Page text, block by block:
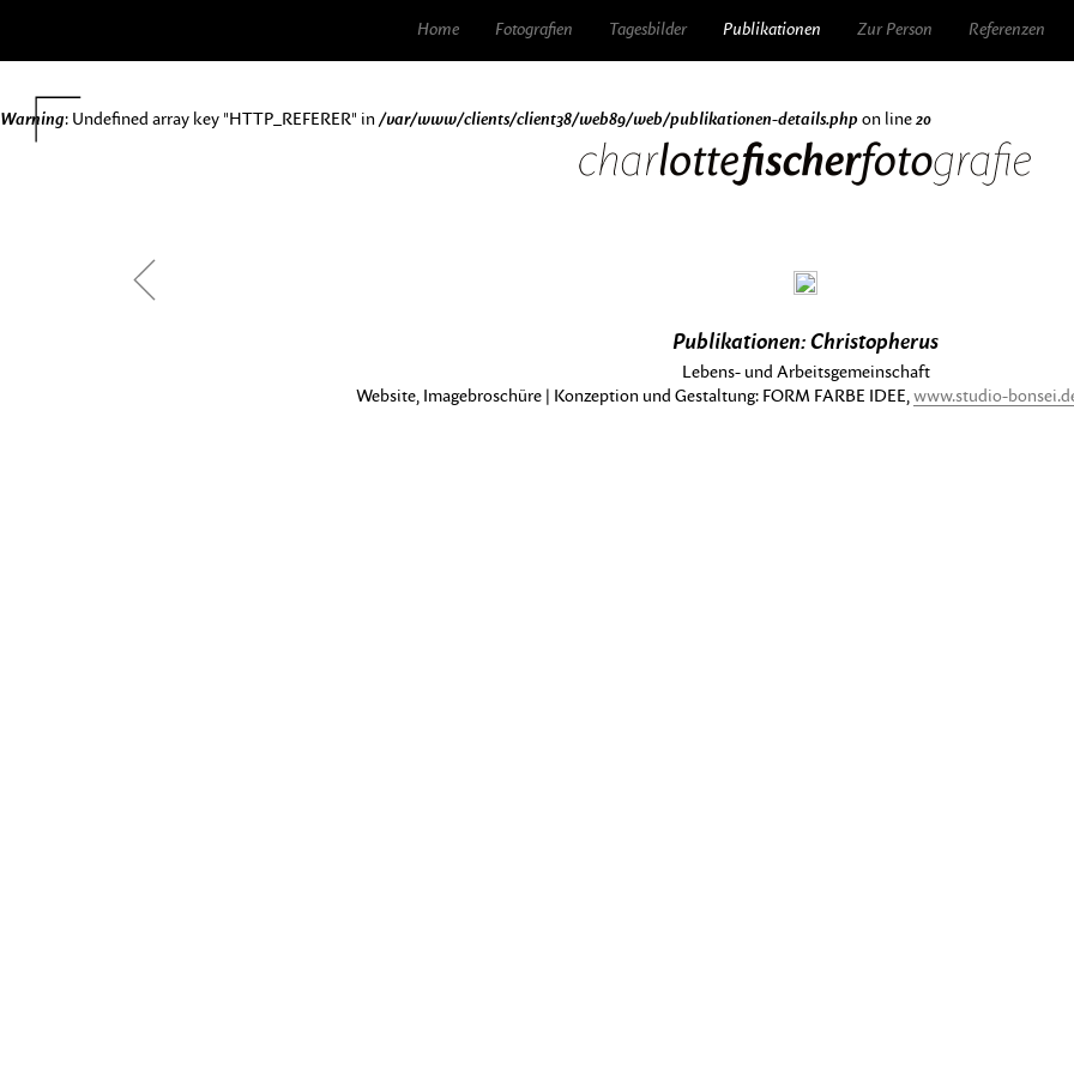
Warning: Undefined array key "HTTP_REFERER" in /var/www/clients/client38/web89/web/publikationen-details.php on line 20
Home Fotografien Tagesbilder Publikationen Zur Person Referenzen
Publikationen: Christopherus
Lebens- und Arbeitsgemeinschaft
Website, Imagebroschüre | Konzeption und Gestaltung: FORM FARBE IDEE, www.studio-